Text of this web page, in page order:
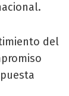
del